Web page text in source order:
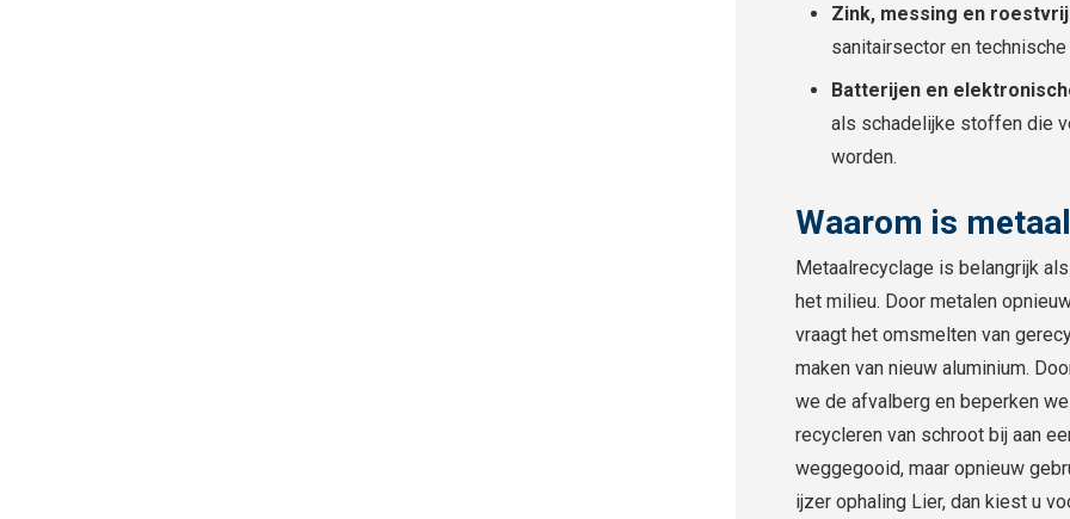
Zink, messing en roestvrij
sanitairsector en
Batterijen en
als schadelijke stoffen die
worden.
Waarom is
Metaalrecyclage is belangrijk
het milieu. Door metalen
vraagt het omsmelten van
maken van nieuw aluminium.
we de afvalberg en beperken
recycleren van schroot bij aan
weggegooid, maar opnieuw
ijzer ophaling Lier, dan kiest u